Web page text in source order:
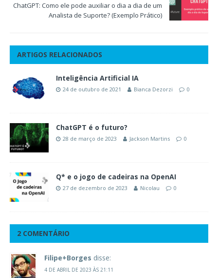
ChatGPT: Como ele pode auxiliar o dia a dia de um
Analista de Suporte? (Exemplo Prático)
ARTIGOS RELACIONADOS
Inteligência Artificial IA
24 de outubro de 2021 Bianca Dezorzi 0
ChatGPT é o futuro?
28 de março de 2023 Jackson Martins 0
Q* e o jogo de cadeiras na OpenAI
27 de dezembro de 2023 Nicolau 0
2 COMENTÁRIO
Filipe+Borges disse:
4 DE ABRIL DE 2023 ÀS 21:11